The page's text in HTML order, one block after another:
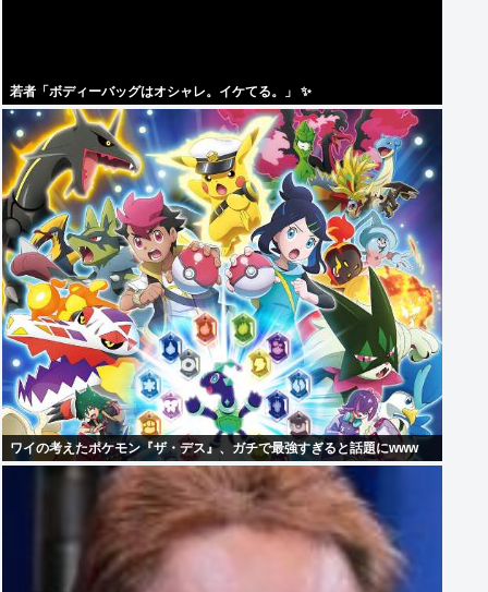
若者「ボディーバッグはオシャレ。イケてる。」 ✨
ワイの考えたポケモン『ザ・デス』、ガチで最強すぎると話題にwww